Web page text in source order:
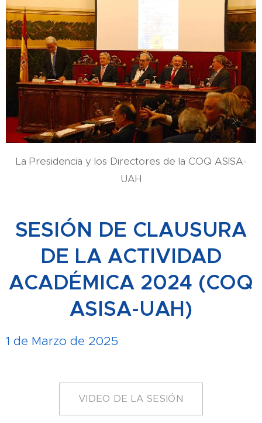
La Presidencia y los Directores de la COQ ASISA-
UAH
SESIÓN DE CLAUSURA
DE LA ACTIVIDAD
ACADÉMICA 2024 (COQ
ASISA-UAH)
1 de Marzo de 2025
VIDEO DE LA SESIÓN